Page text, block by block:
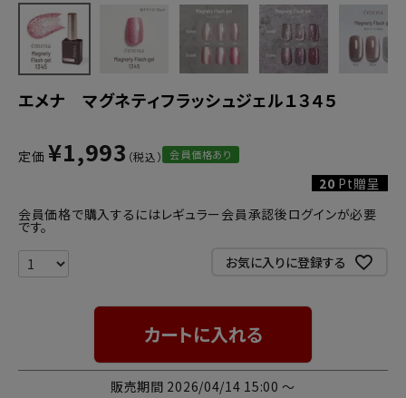
エメナ マグネティフラッシュジェル１３４５
定価 ¥1,993 会員価格あり
20 Pt贈呈
会員価格で購入するにはレギュラー会員承認後ログインが必要
です。
お気に入りに登録する
カートに入れる
販売期間 2026/04/14 15:00 〜